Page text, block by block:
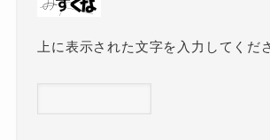
上に表示された文字を入力してくだ